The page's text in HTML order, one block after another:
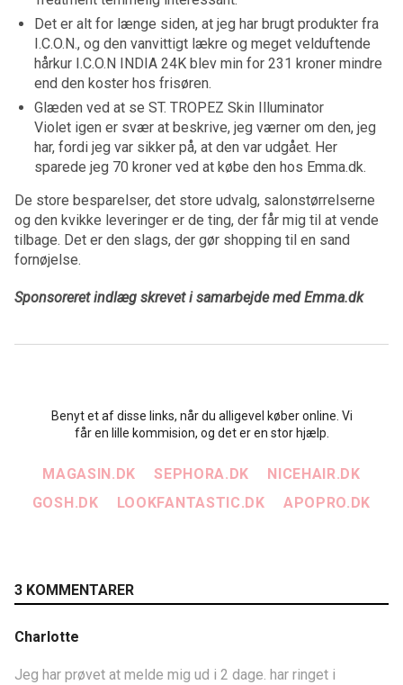
Det er alt for længe siden, at jeg har brugt produkter fra
I.C.O.N., og den vanvittigt lækre og meget velduftende
hårkur I.C.O.N INDIA 24K blev min for 231 kroner mindre
end den koster hos frisøren.
Glæden ved at se ST. TROPEZ Skin Illuminator
Violet igen er svær at beskrive, jeg værner om den, jeg
har, fordi jeg var sikker på, at den var udgået. Her
sparede jeg 70 kroner ved at købe den hos Emma.dk.
De store besparelser, det store udvalg, salonstørrelserne
og den kvikke leveringer er de ting, der får mig til at vende
tilbage. Det er den slags, der gør shopping til en sand
fornøjelse.
Sponsoreret indlæg skrevet i samarbejde med Emma.dk
Benyt et af disse links, når du alligevel køber online. Vi
får en lille kommision, og det er en stor hjælp.
MAGASIN.DK SEPHORA.DK
NICEHAIR.DK
GOSH.DK
LOOKFANTASTIC.DK APOPRO.DK
3 KOMMENTARER
Charlotte
Jeg har prøvet at melde mig ud i 2 dage. har ringet i